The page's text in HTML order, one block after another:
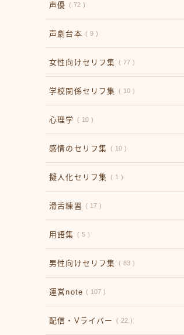
声優 72
声劇台本 9
女性向けセリフ集 77
学校関係セリフ集 10
心理学 10
感情のセリフ集 10
擬人化セリフ集 1
滑舌練習 17
用語集 5
男性向けセリフ集 83
運営note 107
配信・Vライバー 22